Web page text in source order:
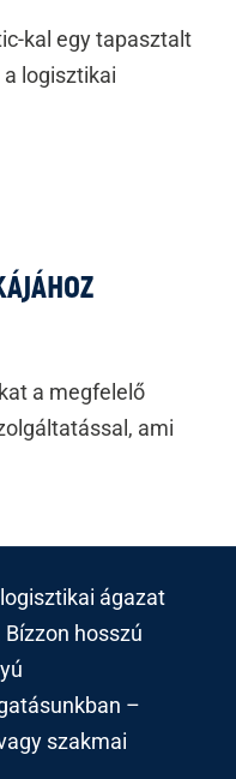
kal egy tapasztalt
logisztikai
a megfelelő
ami
ágazat
hosszú
–
szakmai